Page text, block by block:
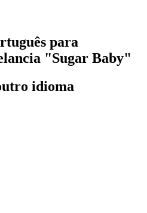
para
"Sugar Baby"
idioma